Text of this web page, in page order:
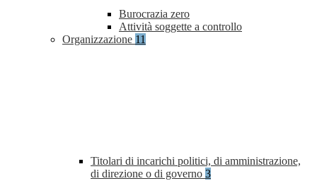
Burocrazia zero
Attività soggette a controllo
Organizzazione 11
Titolari di incarichi politici, di amministrazione,
di direzione o di governo 3